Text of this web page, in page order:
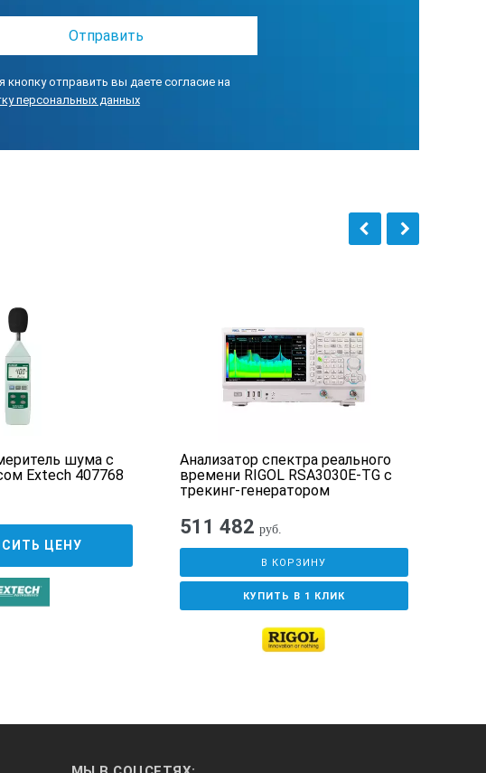
с помощью преобразователя интерфейса
ATE Easy Monitor (ATEEM) и Aktakom Data
(ASDM) и Aktakom Smart Data Logger
кнопку отправить вы даете согласие на
персональных данных
шума с
Extech 407768
ЦЕНУ
Анализатор спектра реального
времени RIGOL RSA3030E-TG с
трекинг-генератором
511 482 руб.
В КОРЗИНУ
КУПИТЬ В 1 КЛИК